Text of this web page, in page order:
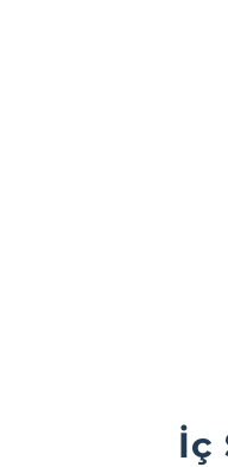
İç